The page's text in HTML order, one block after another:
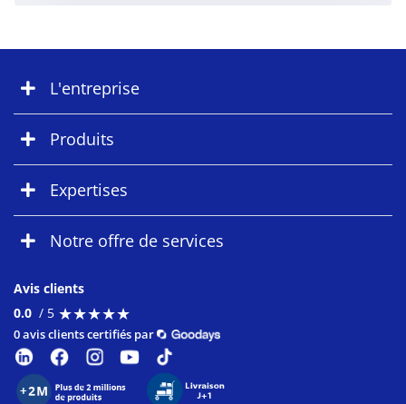
L'entreprise
Produits
Expertises
Notre offre de services
Avis clients
0.0 / 5 ★★★★★
★★★★★
0 avis clients certifiés par